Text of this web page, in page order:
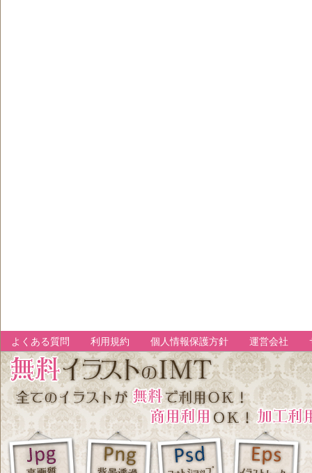
よくある質問 利用規約 個人情報保護方針 運営会社